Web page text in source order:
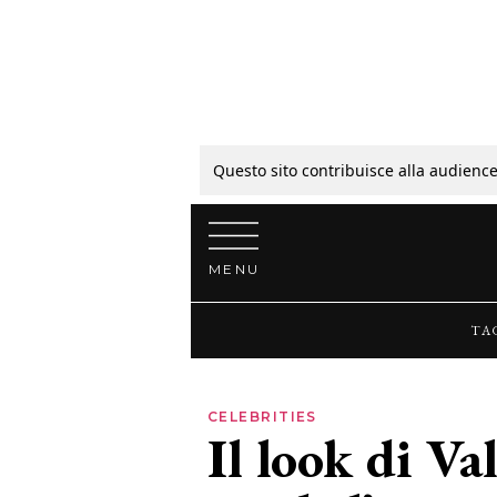
Questo sito contribuisce alla
Vai al contenuto
MENU
CELEBRITIES
Il look di